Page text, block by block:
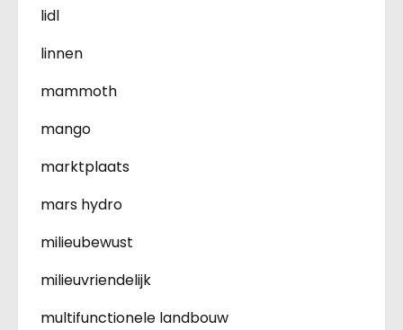
lidl
linnen
mammoth
mango
marktplaats
mars hydro
milieubewust
milieuvriendelijk
multifunctionele landbouw